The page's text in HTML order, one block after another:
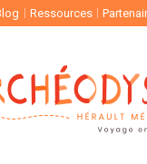
Ressources